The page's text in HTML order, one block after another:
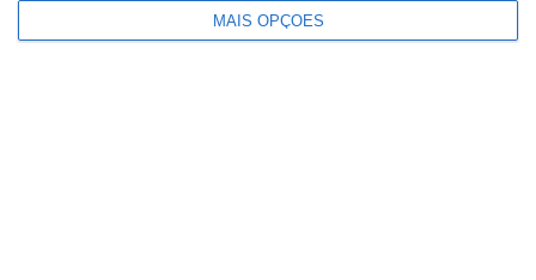
MAIS OPÇÕES